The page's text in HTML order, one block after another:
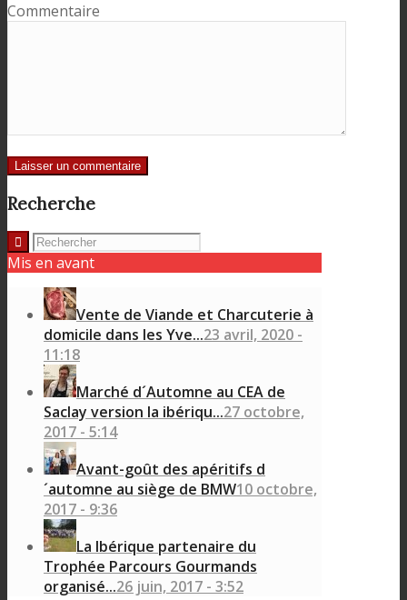
Commentaire
Recherche
Mis en avant
Vente de Viande et Charcuterie à
domicile dans les Yve...23 avril, 2020 -
11:18
Marché d´Automne au CEA de
Saclay version la ibériqu...27 octobre,
2017 - 5:14
Avant-goût des apéritifs d
´automne au siège de BMW10 octobre,
2017 - 9:36
La Ibérique partenaire du
Trophée Parcours Gourmands
organisé...26 juin, 2017 - 3:52